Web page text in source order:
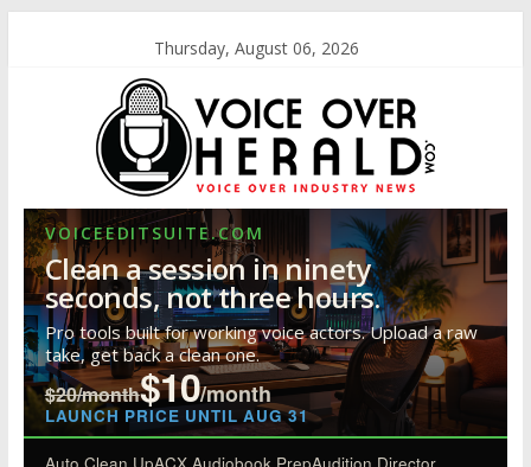
Thursday, August 06, 2026
VOICEEDITSUITE.COM
Clean a session in ninety
seconds, not three hours.
Pro tools built for working voice actors. Upload a raw
take, get back a clean one.
$20/month$10/month
LAUNCH PRICE UNTIL AUG 31